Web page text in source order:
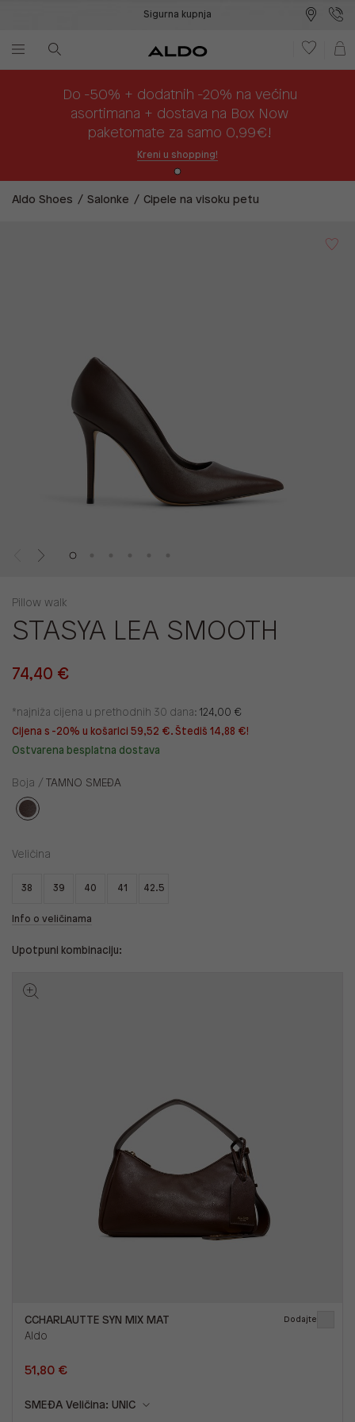
Sigurna kupnja
Do -50% + dodatnih -20% na većinu
asortimana + dostava na Box Now
paketomate za samo 0,99€!
Kreni u shopping!
Aldo Shoes Salonke Cipele na visoku petu
Pillow walk
STASYA LEA SMOOTH
74,40 €
*najniža cijena u prethodnih 30 dana: 124,00 €
Cijena s -20% u košarici 59,52 €. Štediš 14,88 €!
Ostvarena besplatna dostava
Boja / TAMNO SMEĐA
Veličina
38 39 40 41 42.5
Info o veličinama
Upotpuni kombinaciju:
CCHARLAUTTE SYN MIX MAT
Aldo
51,80 €
SMEĐA Veličina: UNIC
Dodajte